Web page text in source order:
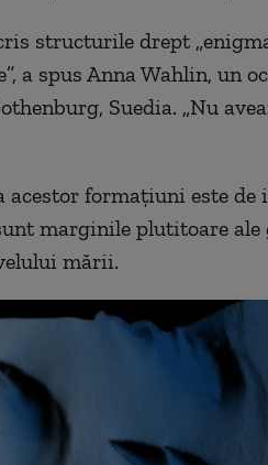
structurile drept
a spus Anna Wahlin, un
Suedia. „Nu
acestor formațiuni este de
marginile plutitoare
mării.